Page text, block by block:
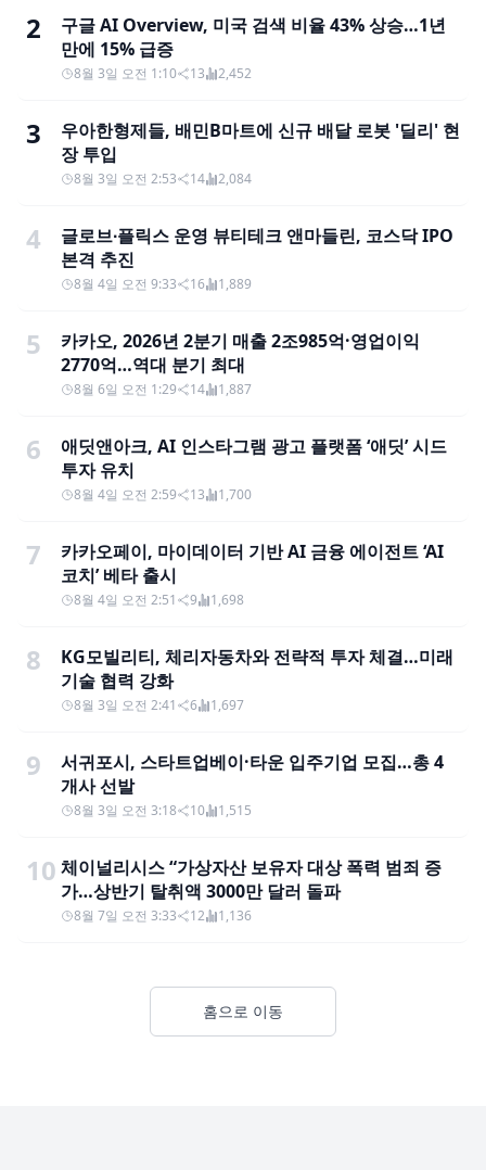
2
구글 AI Overview, 미국 검색 비율 43% 상승…1년
만에 15% 급증
8월 3일 오전 1:10 13 2,452
3
우아한형제들, 배민B마트에 신규 배달 로봇 '딜리' 현
장 투입
8월 3일 오전 2:53 14 2,084
4
글로브∙플릭스 운영 뷰티테크 앤마들린, 코스닥 IPO
본격 추진
8월 4일 오전 9:33 16 1,889
5
카카오, 2026년 2분기 매출 2조985억·영업이익
2770억…역대 분기 최대
8월 6일 오전 1:29 14 1,887
6
애딧앤아크, AI 인스타그램 광고 플랫폼 ‘애딧’ 시드
투자 유치
8월 4일 오전 2:59 13 1,700
7
카카오페이, 마이데이터 기반 AI 금융 에이전트 ‘AI
코치’ 베타 출시
8월 4일 오전 2:51 9 1,698
8
KG모빌리티, 체리자동차와 전략적 투자 체결…미래
기술 협력 강화
8월 3일 오전 2:41 6 1,697
9
서귀포시, 스타트업베이·타운 입주기업 모집…총 4
개사 선발
8월 3일 오전 3:18 10 1,515
10 체이널리시스 “가상자산 보유자 대상 폭력 범죄 증
가…상반기 탈취액 3000만 달러 돌파
8월 7일 오전 3:33 12 1,136
홈으로 이동